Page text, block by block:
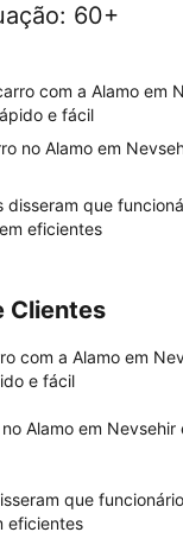
: 60+
com a Alamo em
e fácil
no Alamo em
disseram que
eficientes
Clientes
com a Alamo em
e fácil
Alamo em
que
eficientes